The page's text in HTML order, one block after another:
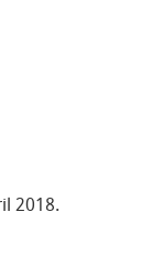
2018.